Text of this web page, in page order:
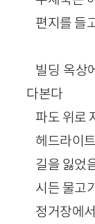
편지를 들
빌딩 옥상
다본다
파도 위로
헤드라이
길을 잃었
시든 물고
정거장에